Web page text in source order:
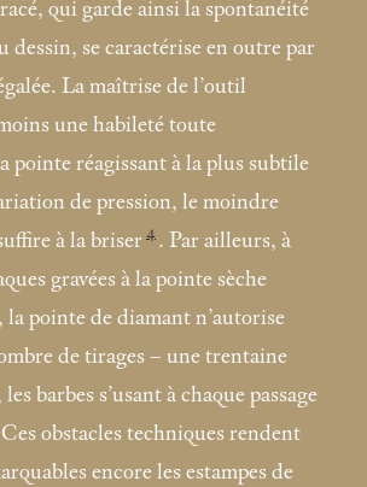
qui garde ainsi la spontanéité
dessin, se caractérise en outre par
La maîtrise de l’outil
une habileté toute
pointe réagissant à la plus subtile
de pression, le moindre
à la briser4. Par ailleurs, à
gravées à la pointe sèche
pointe de diamant n’autorise
de tirages – une trentaine
barbes s’usant à chaque passage
obstacles techniques rendent
encore les estampes de